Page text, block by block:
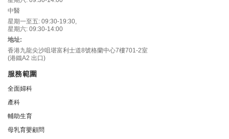
中醫
星期一至五: 09:30-19:30,
星期六: 09:30-14:00
地址:
香港九龍尖沙咀堪富利士道8號格蘭中心7樓701-2室
(港鐵A2 出口)
服務範圍
全面婦科
產科
輔助生育
母乳育嬰顧問